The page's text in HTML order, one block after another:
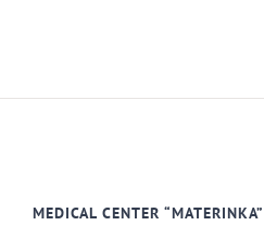
MEDICAL CENTER “MATERINKA”